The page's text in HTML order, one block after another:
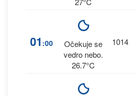
01 :00
Očekuje se
vedro nebo.
26.7°C
1014